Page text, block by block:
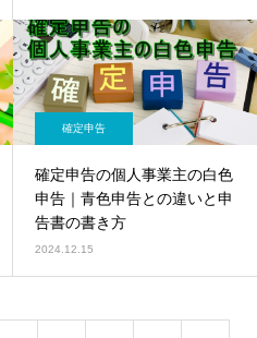
確定申告
確定申告の個人事業主の白色
申告｜青色申告との違いと申
告書の書き方
2024.12.15